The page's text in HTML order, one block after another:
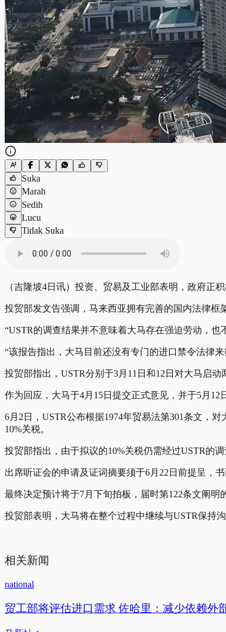
Suka
Marah
Sedih
Lucu
Tidak Suka
（吉隆坡4日讯）投资、贸易及工业部表明，政府正
投贸部发文告强调，马来西亚拥有完善的国内法律框
“USTR的调查结果并不意味着大马存在强迫劳动，也
“该报告指出，大马目前还没有专门的进口禁令法律
投贸部指出，USTR分别于3月11日和12日对大马启
作为回应，大马于4月15日提交正式意见，并于5月12
6月2日，USTR公布根据1974年贸易法第301条文，
10%关税。
投贸部指出，由于拟议的10%关税仍需经过USTR的
出席听证会的申请及证词摘要须于6月22日前提呈，
最终决定预计将于7月下旬拍板，届时第122条文阐明
投贸部表明，大马将在整个过程中继续与USTR保持沟
相关新闻
national
贸工部将评估进口需求 佐哈里：减少依赖外